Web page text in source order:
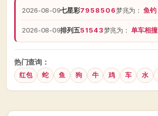
2026-08-09七星彩7958506梦兆为：鱼钓
2026-08-09排列五51543梦兆为：单车相撞
热门查询：
红包 蛇 鱼 狗 牛 鸡 车 水